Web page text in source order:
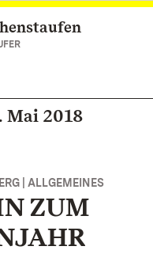
springen
Mai 2018
| ALLGEMEINES
ZUM